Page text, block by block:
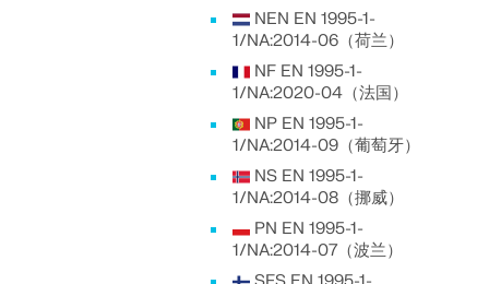
NEN EN 1995-1-
1/NA:2014-06（荷兰）
NF EN 1995-1-
1/NA:2020-04（法国）
NP EN 1995-1-
1/NA:2014-09（葡萄牙）
NS EN 1995-1-
1/NA:2014-08（挪威）
PN EN 1995-1-
1/NA:2014-07（波兰）